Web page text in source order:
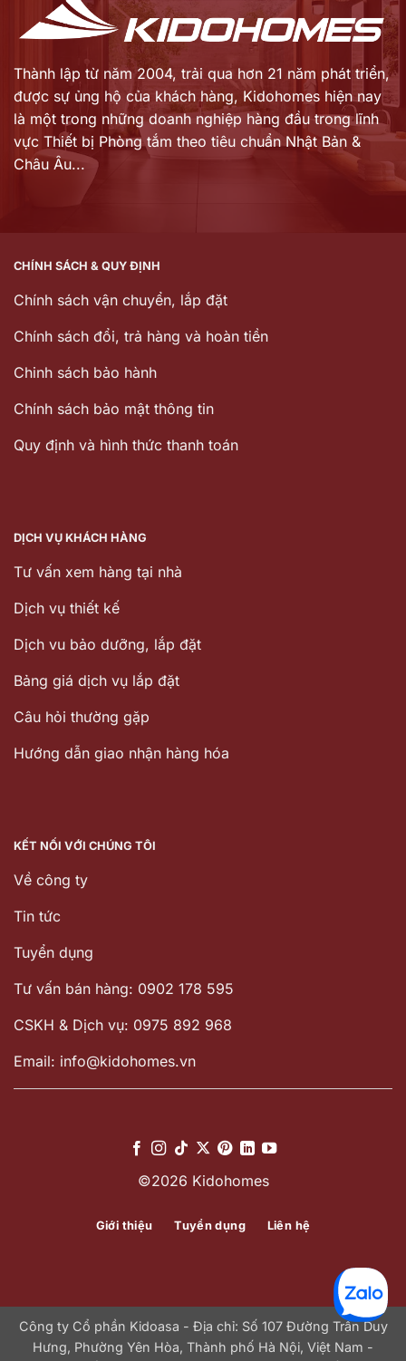
Thành lập từ năm 2004, trải qua hơn 21 năm phát triển,
được sự ủng hộ của khách hàng, Kidohomes hiện nay
là một trong những doanh nghiệp hàng đầu trong lĩnh
vực Thiết bị Phòng tắm theo tiêu chuẩn Nhật Bản &
Châu Âu...
CHÍNH SÁCH & QUY ĐỊNH
Chính sách vận chuyển, lắp đặt
Chính sách đổi, trả hàng và hoàn tiền
Chinh sách bảo hành
Chính sách bảo mật thông tin
Quy định và hình thức thanh toán
DỊCH VỤ KHÁCH HÀNG
Tư vấn xem hàng tại nhà
Dịch vụ thiết kế
Dịch vu bảo dưỡng, lắp đặt
Bảng giá dịch vụ lắp đặt
Câu hỏi thường gặp
Hướng dẫn giao nhận hàng hóa
KẾT NỐI VỚI CHÚNG TÔI
Về công ty
Tin tức
Tuyển dụng
Tư vấn bán hàng: 0902 178 595
CSKH & Dịch vụ: 0975 892 968
Email: info@kidohomes.vn
©2026 Kidohomes
Giới thiệu Tuyển dụng Liên hệ
Công ty Cổ phần Kidoasa - Địa chỉ: Số 107 Đường Trần Duy
Hưng, Phường Yên Hòa, Thành phố Hà Nội, Việt Nam -